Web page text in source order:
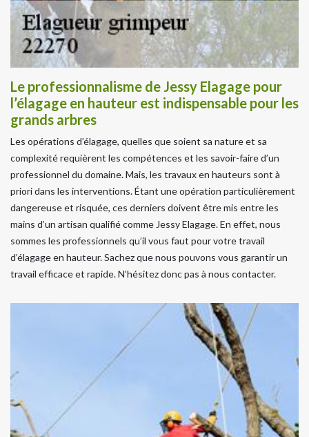
Le professionnalisme de Jessy Elagage pour
l’élagage en hauteur est indispensable pour les
grands arbres
Les opérations d’élagage, quelles que soient sa nature et sa
complexité requièrent les compétences et les savoir-faire d’un
professionnel du domaine. Mais, les travaux en hauteurs sont à
priori dans les interventions. Étant une opération particulièrement
dangereuse et risquée, ces derniers doivent être mis entre les
mains d’un artisan qualifié comme Jessy Elagage. En effet, nous
sommes les professionnels qu’il vous faut pour votre travail
d’élagage en hauteur. Sachez que nous pouvons vous garantir un
travail efficace et rapide. N’hésitez donc pas à nous contacter.